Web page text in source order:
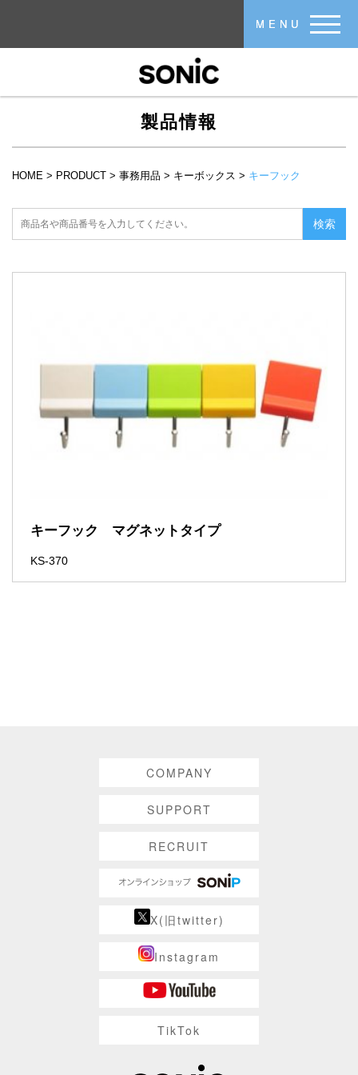
MENU
製品情報
HOME > PRODUCT > 事務用品 > キーボックス > キーフック
キーフック マグネットタイプ
KS-370
COMPANY
SUPPORT
RECRUIT
X(旧twitter)
Instagram
TikTok